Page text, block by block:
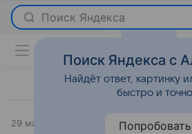
Поиск Яндекса
29 марта 2023
Поиск Яндекса с
Найдёт ответ, картинку
быстро и точно
Попробовать